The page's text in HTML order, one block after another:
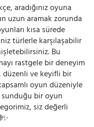
aradığınız oyuna
uzun aramak zorunda
kısa sürede
türlerle karşılaşabilir
Bu
rastgele bir deneyim
düzenli ve keyifli bir
oyun düzeniyle
bir oyun
siz değerli